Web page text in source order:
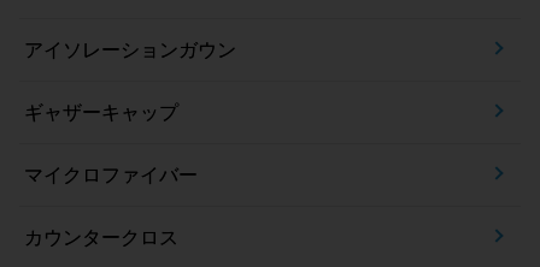
アイソレーションガウン
ギャザーキャップ
マイクロファイバー
カウンタークロス